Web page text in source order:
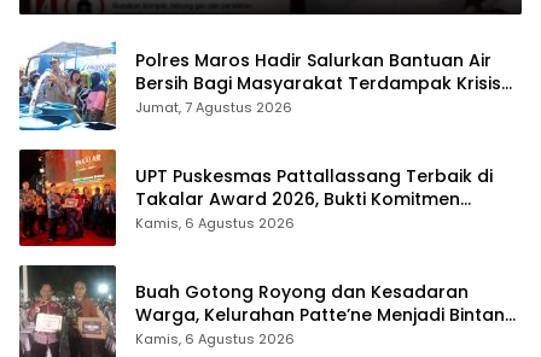
Polres Maros Hadir Salurkan Bantuan Air
Bersih Bagi Masyarakat Terdampak Krisis
Air Bersih Di Maros
Jumat, 7 Agustus 2026
UPT Puskesmas Pattallassang Terbaik di
Takalar Award 2026, Bukti Komitmen
Hadirkan Pelayanan Kesehatan Berkualitas
Kamis, 6 Agustus 2026
Buah Gotong Royong dan Kesadaran
Warga, Kelurahan Patte’ne Menjadi Bintang
Takalar Award 2026
Kamis, 6 Agustus 2026